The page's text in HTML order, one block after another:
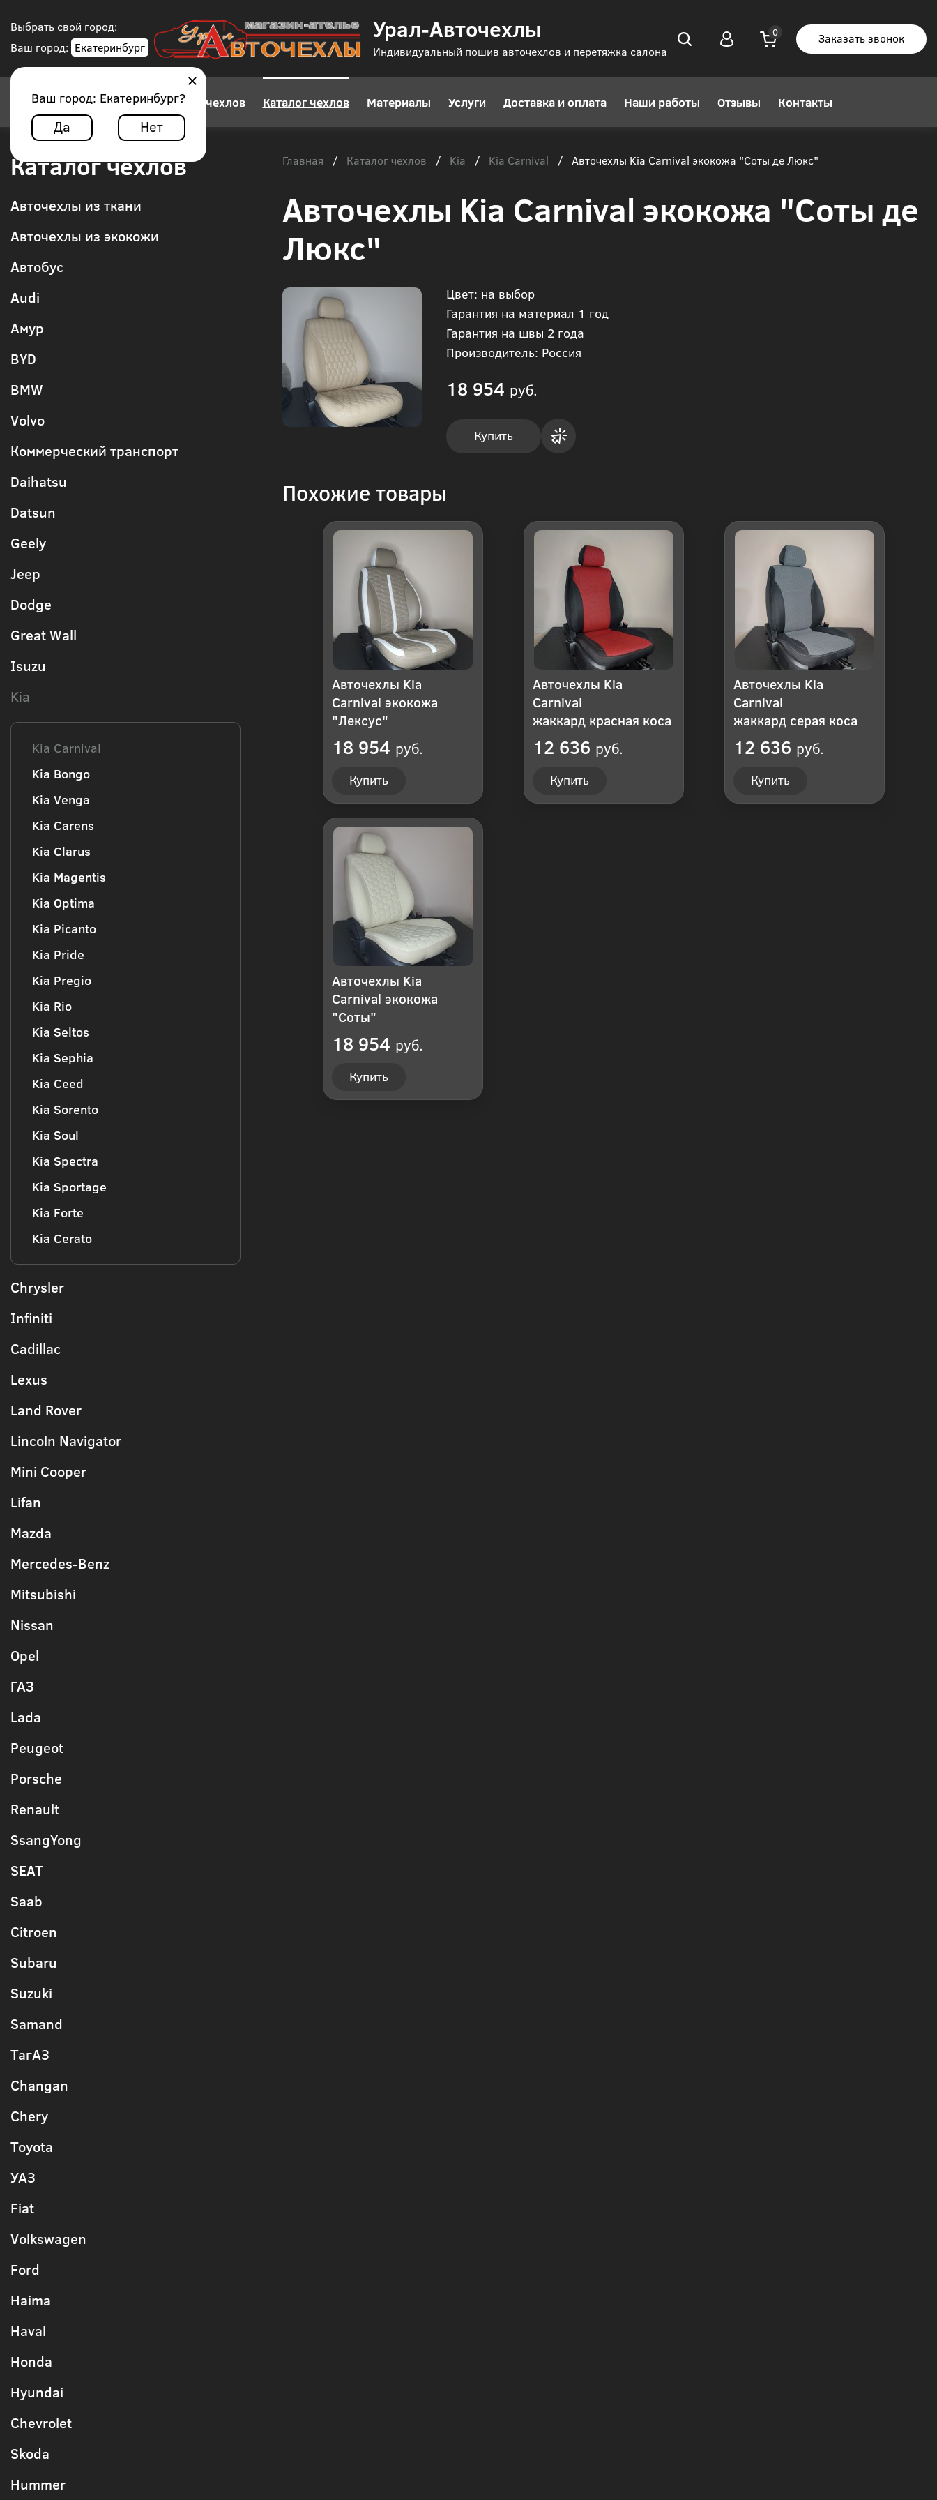
Выбрать свой город:
Ваш город: Екатеринбург
Ваш город: Екатеринбург?
Да Нет
Урал-Авточехлы
Индивидуальный пошив авточехлов и перетяжка салона
Заказать звонок
Конструктор авточехлов Каталог чехлов Материалы Услуги Доставка и оплата Наши работы Отзывы Контакты
Каталог чехлов
Авточехлы из ткани
Авточехлы из экокожи
Автобус
Audi
Амур
BYD
BMW
Volvo
Коммерческий транспорт
Daihatsu
Datsun
Geely
Jeep
Dodge
Great Wall
Isuzu
Kia
Kia Carnival
Kia Bongo
Kia Venga
Kia Carens
Kia Clarus
Kia Magentis
Kia Optima
Kia Picanto
Kia Pride
Kia Pregio
Kia Rio
Kia Seltos
Kia Sephia
Kia Ceed
Kia Sorento
Kia Soul
Kia Spectra
Kia Sportage
Kia Forte
Kia Cerato
Chrysler
Infiniti
Cadillac
Lexus
Land Rover
Lincoln Navigator
Mini Cooper
Lifan
Mazda
Mercedes-Benz
Mitsubishi
Nissan
Opel
ГАЗ
Lada
Peugeot
Porsche
Renault
SsangYong
SEAT
Saab
Citroen
Subaru
Suzuki
Samand
ТагАЗ
Changan
Chery
Toyota
УАЗ
Fiat
Volkswagen
Ford
Haima
Haval
Honda
Hyundai
Chevrolet
Skoda
Hummer
Главная / Каталог чехлов / Kia / Kia Carnival / Авточехлы Kia Carnival экокожа "Соты де Люкс"
Авточехлы Kia Carnival экокожа "Соты де
Люкс"
Цвет: на выбор
Гарантия на материал 1 год
Гарантия на швы 2 года
Производитель: Россия
18 954 руб.
Купить
Похожие товары
Авточехлы Kia
Carnival экокожа
"Лексус"
18 954 руб.
Купить
Авточехлы Kia
Carnival
жаккард красная коса
12 636 руб.
Купить
Авточехлы Kia
Carnival
жаккард серая коса
12 636 руб.
Купить
Авточехлы Kia
Carnival экокожа
"Соты"
18 954 руб.
Купить